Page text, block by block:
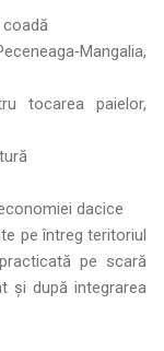
coadă
tocarea paielor,
dacice
pe întreg teritoriul
pe scară
și după integrarea